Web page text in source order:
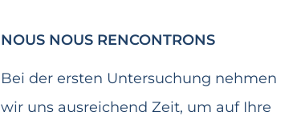
NOUS NOUS RENCONTRONS
Bei der ersten Untersuchung nehmen
wir uns ausreichend Zeit, um auf Ihre